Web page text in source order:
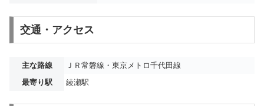
交通・アクセス
主な路線
ＪＲ常磐線・東京メトロ千代田線
最寄り駅
綾瀬駅